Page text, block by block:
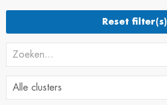
Reset filter(s)